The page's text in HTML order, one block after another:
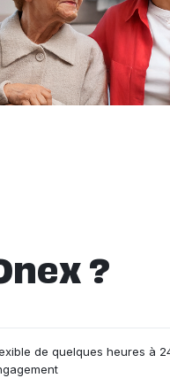
?
de quelques heures à